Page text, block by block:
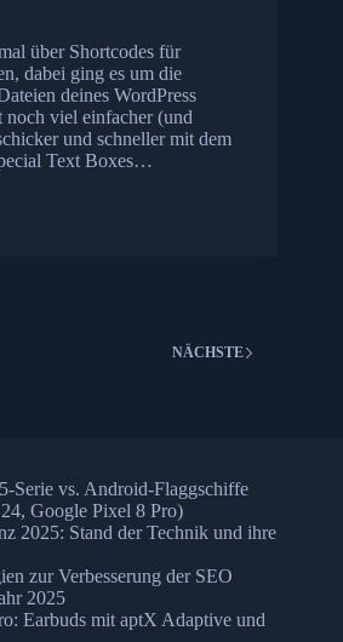
über Shortcodes für
dabei ging es um die
deines WordPress
noch viel einfacher (und
und schneller mit dem
Text Boxes…
NÄCHSTE
Serie vs. Android-Flaggschiffe
Google Pixel 8 Pro)
2025: Stand der Technik und ihre
zur Verbesserung der SEO
2025
Earbuds mit aptX Adaptive und